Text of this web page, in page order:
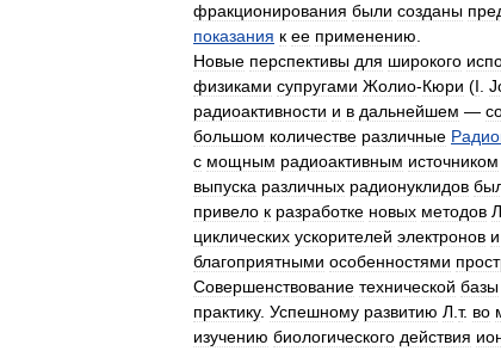
фракционирования были созданы
показания к ее применению
Новые перспективы для широкого
физиками супругами Жолио-Кюри (I
радиоактивности и в дальнейшем —
большом количестве различные
с мощным радиоактивным источником
выпуска различных радионуклидов
привело к разработке новых методов Л
циклических ускорителей электронов и
благоприятными особенностями
Совершенствование технической базы
практику. Успешному развитию Л т. во
изучению биологического действия